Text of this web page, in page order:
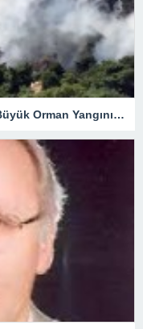
Hollanda’da Aynı Gün İçerisinde İki Büyük Orman Yangını Çıktı.